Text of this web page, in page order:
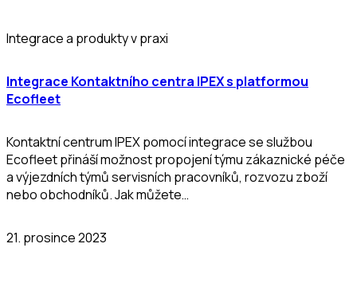
Integrace a produkty v praxi
Integrace Kontaktního centra IPEX s platformou
Ecofleet
Kontaktní centrum IPEX pomocí integrace se službou
Ecofleet přináší možnost propojení týmu zákaznické péče
a výjezdních týmů servisních pracovníků, rozvozu zboží
nebo obchodníků. Jak můžete…
21. prosince 2023